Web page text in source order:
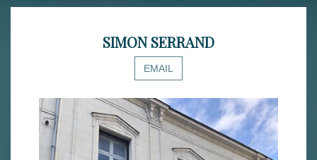
SIMON SERRAND
EMAIL